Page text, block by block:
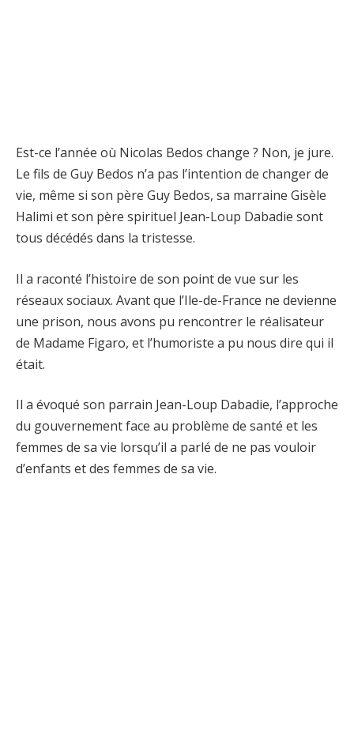
Est-ce l’année où Nicolas Bedos change ? Non, je jure.
Le fils de Guy Bedos n’a pas l’intention de changer de
vie, même si son père Guy Bedos, sa marraine Gisèle
Halimi et son père spirituel Jean-Loup Dabadie sont
tous décédés dans la tristesse.
Il a raconté l’histoire de son point de vue sur les
réseaux sociaux. Avant que l’Ile-de-France ne devienne
une prison, nous avons pu rencontrer le réalisateur
de Madame Figaro, et l’humoriste a pu nous dire qui il
était.
Il a évoqué son parrain Jean-Loup Dabadie, l’approche
du gouvernement face au problème de santé et les
femmes de sa vie lorsqu’il a parlé de ne pas vouloir
d’enfants et des femmes de sa vie.